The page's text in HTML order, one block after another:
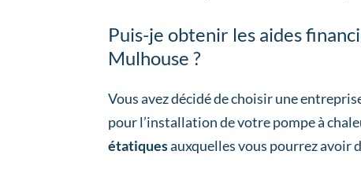
Puis-je obtenir les aides
Mulhouse ?
Vous avez décidé de choisir une
pour l’installation de votre pompe à
étatiquesauxquelles vous pourrez avoir